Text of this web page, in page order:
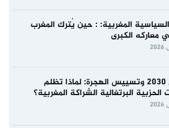
السياسية المغربية: : حين يُترك المغرب
معاركه الكبرى
مونديال 2030 وتسييس الهجرة: لماذا تظلم
الحزبية البرتغالية الشراكة المغربية؟